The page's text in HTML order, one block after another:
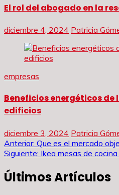
El rol del abogado en la
diciembre 4, 2024 Patricia
empresas
Beneficios energéticos
edificios
diciembre 3, 2024 Patricia
Navegación
entradas
Anterior: Que es el mercado
Siguiente: Ikea mesas de
Últimos Artículos